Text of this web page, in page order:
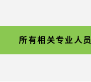
所有相关专业人员